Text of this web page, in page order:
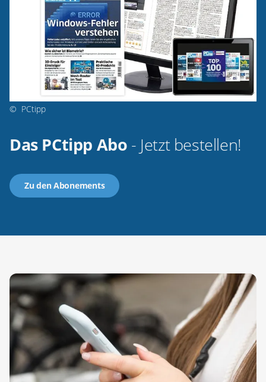
© PCtipp
Das PCtipp Abo - Jetzt bestellen!
Zu den Abonements